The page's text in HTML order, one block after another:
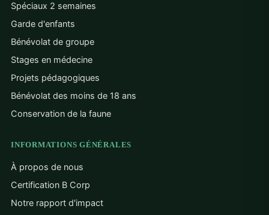
Spéciaux 2 semaines
Garde d'enfants
Bénévolat de groupe
Stages en médecine
Projets pédagogiques
Bénévolat des moins de 18 ans
Conservation de la faune
INFORMATIONS GÉNÉRALES
À propos de nous
Certification B Corp
Notre rapport d'impact